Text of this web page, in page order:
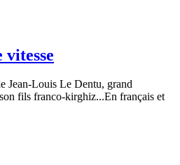
Jean-Louis Le Dentu, grand
fils franco-kirghiz...En français et